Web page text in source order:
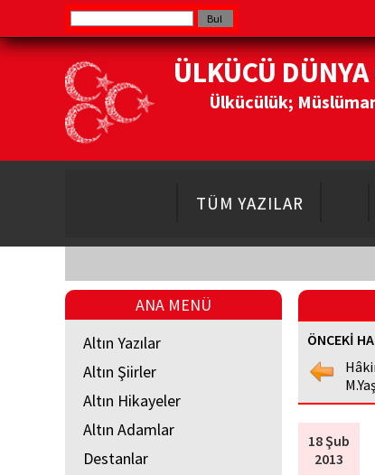
ÜLKÜCÜ
Ülkücülük;
TÜM YAZILAR
ANA MENÜ
Altın Yazılar
Altın Şiirler
Altın Hikayeler
Altın Adamlar
Destanlar
ÖNCEKİ
18 Şub
2013